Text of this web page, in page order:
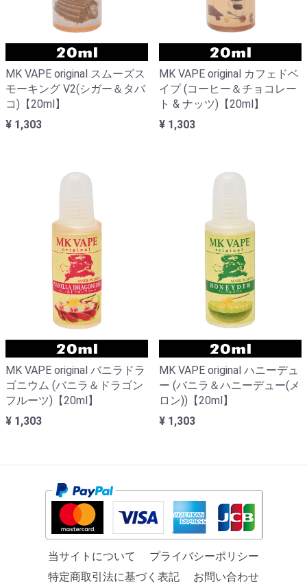
MK VAPE original スムーズス
モーキング V2(シガー＆タバ
コ)【20ml】
¥ 1,303
MK VAPE original カフェドベ
イプ (コーヒー＆チョコレー
ト & ナッツ)【20ml】
¥ 1,303
MK VAPE original バニラドラ
ゴニウム (バニラ＆ドラゴン
フルーツ)【20ml】
¥ 1,303
MK VAPE original ハニーデュ
ー (バニラ＆ハニーデュー(メ
ロン))【20ml】
¥ 1,303
当サイトについて
プライバシーポリシー
特定商取引法に基づく表記
お問い合わせ